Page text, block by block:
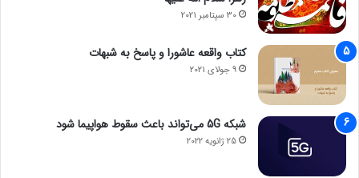
30 سپتامبر 2021
کتاب واقعه عاشورا و پاسخ به شبهات
9 جولای 2021
شبکه 5G می‌تواند باعث سقوط هواپیما شود
25 ژانویه 2022